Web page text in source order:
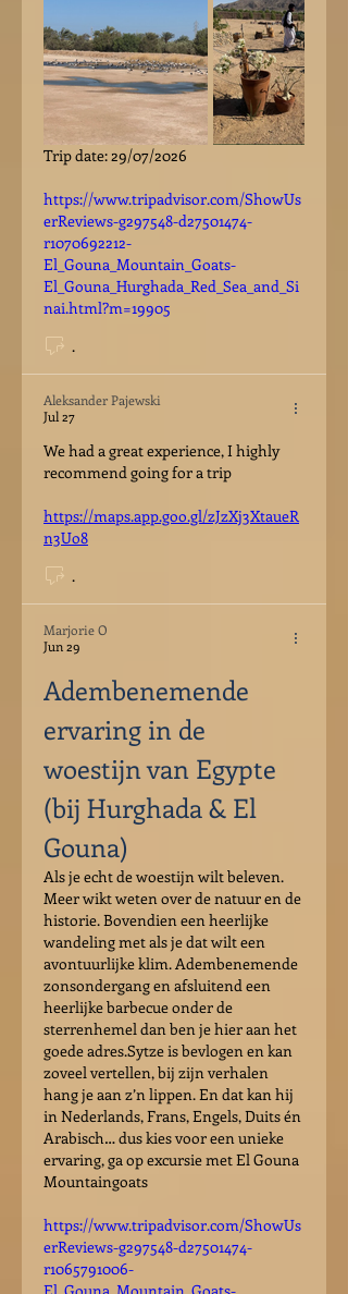
Trip date: 29/07/2026
https://www.tripadvisor.com/ShowUs
erReviews-g297548-d27501474-
r1070692212-
El_Gouna_Mountain_Goats-
El_Gouna_Hurghada_Red_Sea_and_Si
nai.html?m=19905
.
Aleksander Pajewski
Jul 27
We had a great experience, I highly
recommend going for a trip
https://maps.app.goo.gl/zJzXj3XtaueR
n3Uo8
.
Marjorie O
Jun 29
Adembenemende
ervaring in de
woestijn van Egypte
(bij Hurghada & El
Gouna)
Als je echt de woestijn wilt beleven.
Meer wikt weten over de natuur en de
historie. Bovendien een heerlijke
wandeling met als je dat wilt een
avontuurlijke klim. Adembenemende
zonsondergang en afsluitend een
heerlijke barbecue onder de
sterrenhemel dan ben je hier aan het
goede adres.Sytze is bevlogen en kan
zoveel vertellen, bij zijn verhalen
hang je aan z’n lippen. En dat kan hij
in Nederlands, Frans, Engels, Duits én
Arabisch… dus kies voor een unieke
ervaring, ga op excursie met El Gouna
Mountaingoats
https://www.tripadvisor.com/ShowUs
erReviews-g297548-d27501474-
r1065791006-